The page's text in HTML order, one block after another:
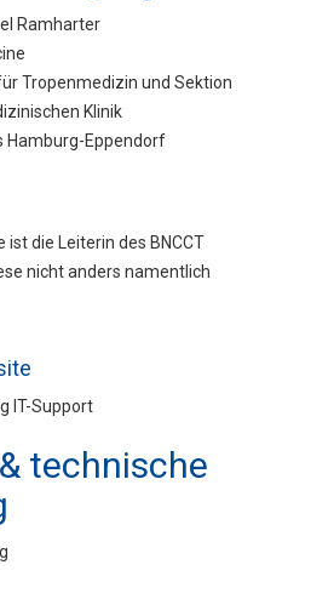
Ramharter
Tropenmedizin und Sektion
Klinik
Hamburg-Eppendorf
ist die Leiterin des BNCCT
nicht anders namentlich
IT-Support
technische